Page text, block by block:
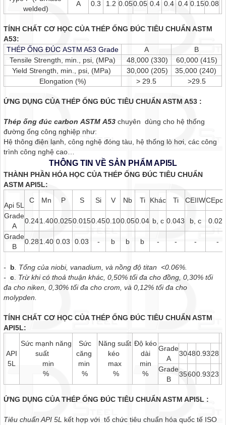
welded)
A 0.3 1.2 0.050.05 0.4 0.4 0.4 0.150.08
TÍNH CHẤT CƠ HỌC CỦA THÉP ỐNG ĐÚC TIÊU CHUẨN ASTM
A53:
THÉP ỐNG ĐÚC ASTM A53 Grade
A
B
Tensile Strength, min., psi, (MPa)
48,000 (330)
60,000 (415)
Yield Strength, min., psi, (MPa)
30,000 (205)
35,000 (240)
Elongation (%)
> 29.5 >29.5
ỨNG DỤNG CỦA THÉP ỐNG ĐÚC TIÊU CHUẨN ASTM A53 :
Thép ống đúc carbon ASTM A53 chuyên dùng cho hệ thống
đường ống công nghiệp như:
Hệ thông điện lạnh, công nghệ đóng tàu, hệ thống lò hơi, các công
trình công nghệ cao…
THÔNG TIN VỀ SẢN PHẨM API5L
THÀNH PHẦN HÓA HỌC CỦA THÉP ỐNG ĐÚC TIÊU CHUẨN
ASTM API5L:
Api 5L
C Mn P S Si V Nb Ti Khác Ti CEIIW
Grade
A
0.241.400.0250.0150.450.100.050.04 b, c 0.043 b, c
Grade
B
0.281.40 0.03 0.03 - b b b - - - -
- b . Tổng của niobi, vanadium, và nồng độ titan <0.06%.
-c Trừ khi có thoả thuận khác, 0,50% tối đa cho đồng, 0,30% tối
đa cho niken, 0,30% tối đa cho crom, và 0,12% tối đa cho
molypden.
TÍNH CHẤT CƠ HỌC CỦA THÉP ỐNG ĐÚC TIÊU CHUẨN ASTM
API5L:
API
5L
Sức mạnh năng
suất
min
%
Sức
căng
min
%
Năng suất
kéo
max
%
Độ kéo
dài
min
%
Grade
A
30480.9328
Grade
B
35600.9323
ỨNG DỤNG CỦA THÉP ỐNG ĐÚC TIÊU CHUẨN ASTM API5L :
Tiêu chuẩn API 5L kết hợp với tổ chức tiêu chuẩn hóa quốc tế ISO